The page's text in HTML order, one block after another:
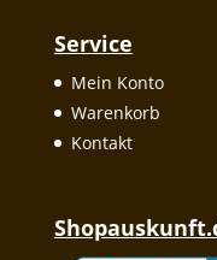
Service
Mein Konto
Warenkorb
Kontakt